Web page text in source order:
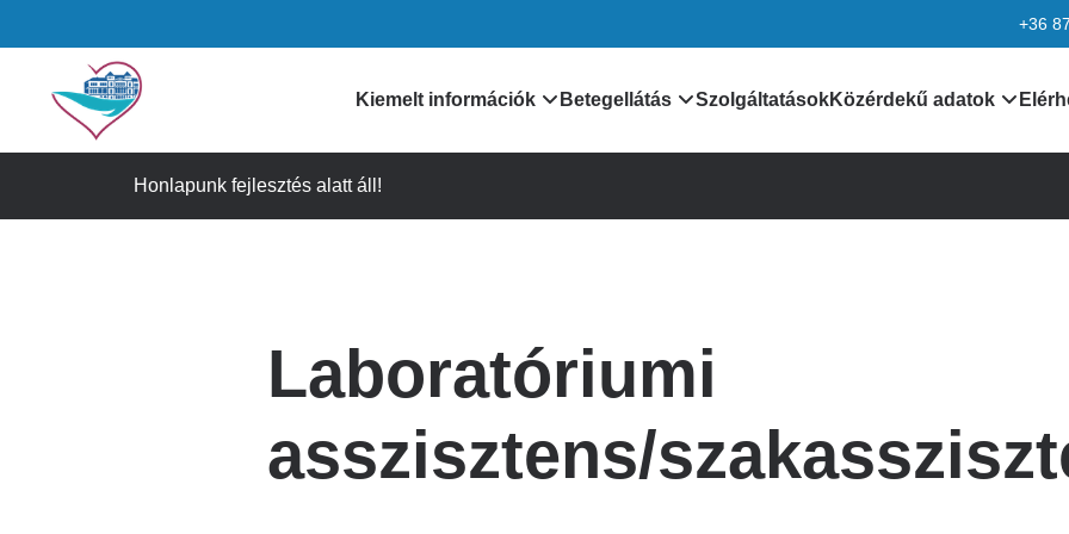
a
tartalomra
+36
Domain
menu
(main)
Kiemelt információk
Látogatási információk
Ügyeleti információk
Gyorselérési linkek
Betegellátás
Betegtájékoztatók,
dokumentumok
SzolgáltatásokKözérdekű adatok
Pályázatok
Honlapunk fejlesztés alatt áll!
Laboratóriumi
asszisztens/